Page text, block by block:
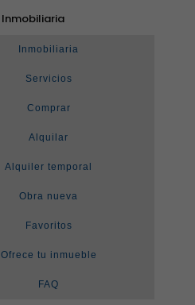
Inmobiliaria
Inmobiliaria
Servicios
Comprar
Alquilar
Alquiler temporal
Obra nueva
Favoritos
Ofrece tu inmueble
FAQ